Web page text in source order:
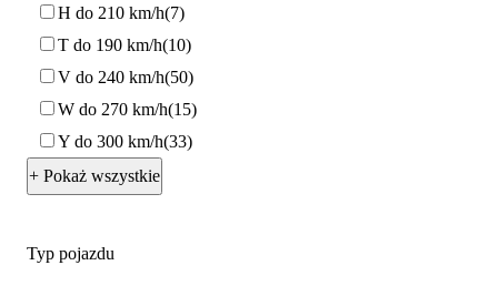
H do 210 km/h 7
T do 190 km/h 10
V do 240 km/h 50
W do 270 km/h 15
Y do 300 km/h 33
+ Pokaż wszystkie
Typ pojazdu